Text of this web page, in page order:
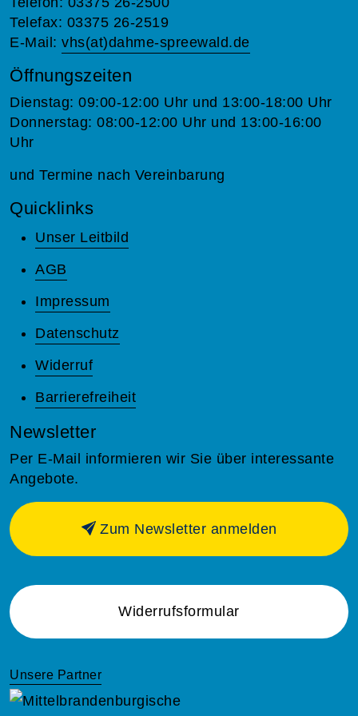
Telefax: 03375 26-2519
E-Mail: vhs(at)dahme-spreewald.de
Öffnungszeiten
Dienstag: 09:00-12:00 Uhr und 13:00-18:00 Uhr
Donnerstag: 08:00-12:00 Uhr und 13:00-16:00
Uhr
und Termine nach Vereinbarung
Quicklinks
Unser Leitbild
AGB
Impressum
Datenschutz
Widerruf
Barrierefreiheit
Newsletter
Per E-Mail informieren wir Sie über interessante
Angebote.
Zum Newsletter anmelden
Widerrufsformular
Unsere Partner